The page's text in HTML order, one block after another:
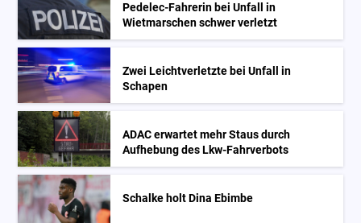
Pedelec-Fahrerin bei Unfall in
Wietmarschen schwer verletzt
Zwei Leichtverletzte bei Unfall in
Schapen
ADAC erwartet mehr Staus durch
Aufhebung des Lkw-Fahrverbots
Schalke holt Dina Ebimbe